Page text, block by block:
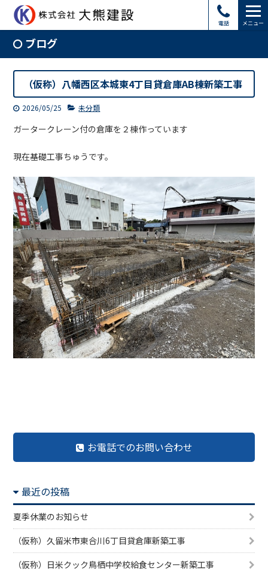
電話 メニュー
ブログ
（仮称）八幡西区本城東4丁目貸倉庫AB棟新築工事
2026/05/25 未分類
ガータークレーン付の倉庫を２棟作っています
現在基礎工事ちゅうです。
お電話でのお問い合わせ
最近の投稿
夏季休業のお知らせ
（仮称）久留米市東合川6丁目貸倉庫新築工事
（仮称）日米クック鳥栖中学校給食センター新築工事